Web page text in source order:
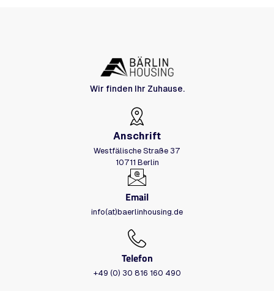
Wir finden Ihr Zuhause.
Anschrift
Westfälische Straße 37
10711 Berlin
Email
info(at)baerlinhousing.de
Telefon
+49 (0) 30 816 160 490